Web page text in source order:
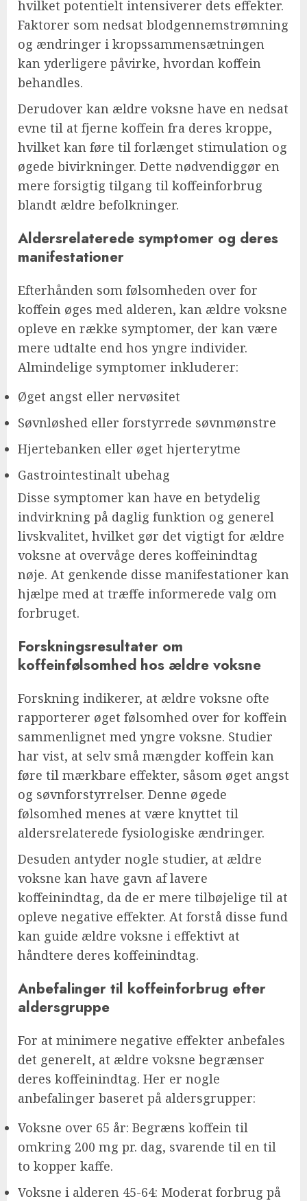
hvilket potentielt intensiverer dets effekter.
Faktorer som nedsat blodgennemstrømning
og ændringer i kropssammensætningen
kan yderligere påvirke, hvordan koffein
behandles.
Derudover kan ældre voksne have en nedsat
evne til at fjerne koffein fra deres kroppe,
hvilket kan føre til forlænget stimulation og
øgede bivirkninger. Dette nødvendiggør en
mere forsigtig tilgang til koffeinforbrug
blandt ældre befolkninger.
Aldersrelaterede symptomer og deres
manifestationer
Efterhånden som følsomheden over for
koffein øges med alderen, kan ældre voksne
opleve en række symptomer, der kan være
mere udtalte end hos yngre individer.
Almindelige symptomer inkluderer:
Øget angst eller nervøsitet
Søvnløshed eller forstyrrede søvnmønstre
Hjertebanken eller øget hjerterytme
Gastrointestinalt ubehag
Disse symptomer kan have en betydelig
indvirkning på daglig funktion og generel
livskvalitet, hvilket gør det vigtigt for ældre
voksne at overvåge deres koffeinindtag
nøje. At genkende disse manifestationer kan
hjælpe med at træffe informerede valg om
forbruget.
Forskningsresultater om
koffeinfølsomhed hos ældre voksne
Forskning indikerer, at ældre voksne ofte
rapporterer øget følsomhed over for koffein
sammenlignet med yngre voksne. Studier
har vist, at selv små mængder koffein kan
føre til mærkbare effekter, såsom øget angst
og søvnforstyrrelser. Denne øgede
følsomhed menes at være knyttet til
aldersrelaterede fysiologiske ændringer.
Desuden antyder nogle studier, at ældre
voksne kan have gavn af lavere
koffeinindtag, da de er mere tilbøjelige til at
opleve negative effekter. At forstå disse fund
kan guide ældre voksne i effektivt at
håndtere deres koffeinindtag.
Anbefalinger til koffeinforbrug efter
aldersgruppe
For at minimere negative effekter anbefales
det generelt, at ældre voksne begrænser
deres koffeinindtag. Her er nogle
anbefalinger baseret på aldersgrupper:
Voksne over 65 år: Begræns koffein til
omkring 200 mg pr. dag, svarende til en til
to kopper kaffe.
Voksne i alderen 45-64: Moderat forbrug på